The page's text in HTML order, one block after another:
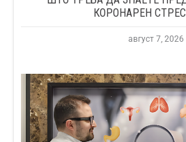
КОРОНАРЕН
август 7, 2026